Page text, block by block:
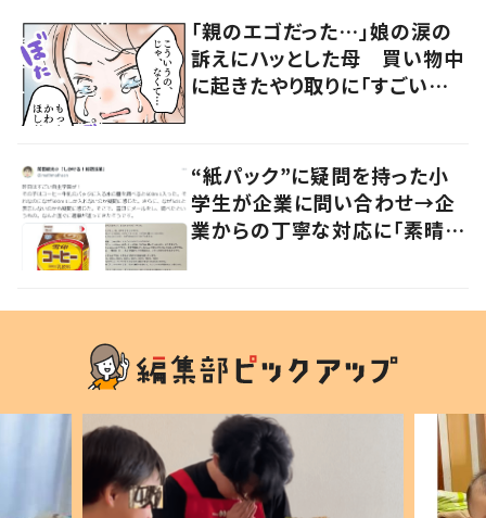
「親のエゴだった…」娘の涙の
訴えにハッとした母 買い物中
に起きたやり取りに「すごい分
“紙パック”に疑問を持った小
学生が企業に問い合わせ→企
業からの丁寧な対応に「素晴ら